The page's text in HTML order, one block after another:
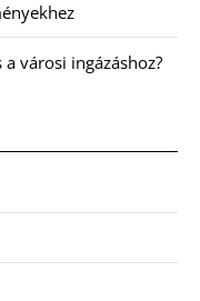
városi ingázáshoz?